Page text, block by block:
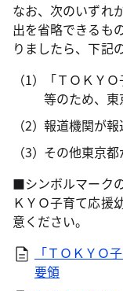
なお、次のいずれ
出を省略できるも
りましたら、下記
「ＴＯＫＹ
等のため、
報道機関が
その他東京
■シンボルマーク
ＫＹＯ子育て応援
意ください。
「ＴＯＫＹＯ
要領